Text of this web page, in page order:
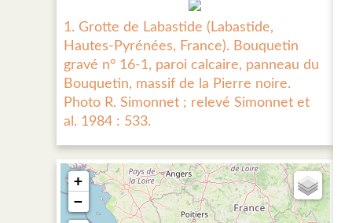
1. Grotte de Labastide (Labastide,
Hautes-Pyrénées, France). Bouquetin
gravé n° 16-1, paroi calcaire, panneau du
Bouquetin, massif de la Pierre noire.
Photo R. Simonnet ; relevé Simonnet et
al. 1984 : 533.
+
−